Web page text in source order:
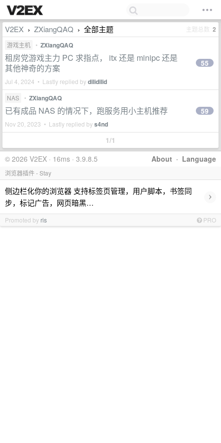
V2EX › ZXiangQAQ › 全部主题 主题总数 2
游戏主机 • ZXiangQAQ
租房党游戏主力 PC 求指点， itx 还是 minipc 还是
其他神奇的方案
Jul 4, 2024 • Lastly replied bydilidilid
55
NAS • ZXiangQAQ
已有成品 NAS 的情况下，跑服务用小主机推荐
Nov 20, 2023 • Lastly replied bys4nd
59
1/1
About · Language
© 2026 V2EX · 16ms · 3.9.8.5
浏览器插件 - Stay
侧边栏化你的浏览器 支持标签页管理，用户脚本，书签同
步，标记广告，网页暗黑…
›
Promoted by ris PRO